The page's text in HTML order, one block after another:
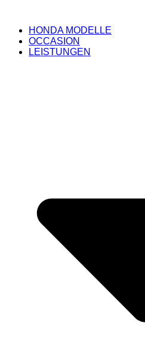
HONDA MODELLE
OCCASION
LEISTUNGEN